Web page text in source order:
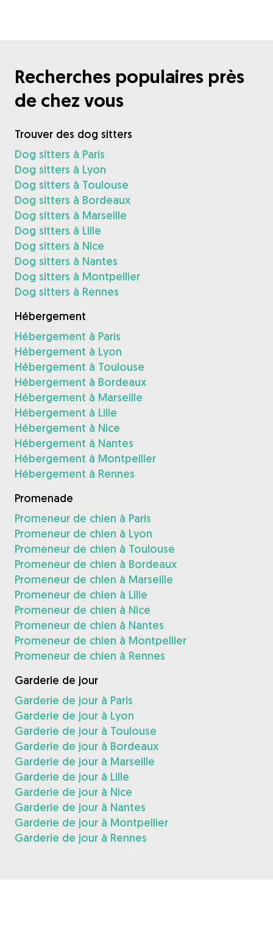
Recherches populaires près
de chez vous
Trouver des dog sitters
Dog sitters à Paris
Dog sitters à Lyon
Dog sitters à Toulouse
Dog sitters à Bordeaux
Dog sitters à Marseille
Dog sitters à Lille
Dog sitters à Nice
Dog sitters à Nantes
Dog sitters à Montpellier
Dog sitters à Rennes
Hébergement
Hébergement à Paris
Hébergement à Lyon
Hébergement à Toulouse
Hébergement à Bordeaux
Hébergement à Marseille
Hébergement à Lille
Hébergement à Nice
Hébergement à Nantes
Hébergement à Montpellier
Hébergement à Rennes
Promenade
Promeneur de chien à Paris
Promeneur de chien à Lyon
Promeneur de chien à Toulouse
Promeneur de chien à Bordeaux
Promeneur de chien à Marseille
Promeneur de chien à Lille
Promeneur de chien à Nice
Promeneur de chien à Nantes
Promeneur de chien à Montpellier
Promeneur de chien à Rennes
Garderie de jour
Garderie de jour à Paris
Garderie de jour à Lyon
Garderie de jour à Toulouse
Garderie de jour à Bordeaux
Garderie de jour à Marseille
Garderie de jour à Lille
Garderie de jour à Nice
Garderie de jour à Nantes
Garderie de jour à Montpellier
Garderie de jour à Rennes